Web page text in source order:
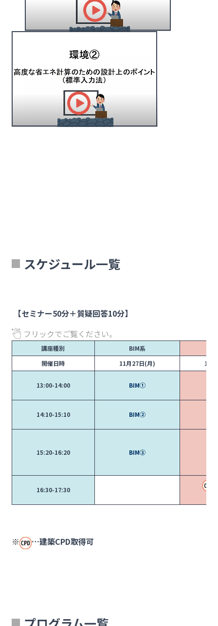
スケジュール一覧
【セミナー50分＋質疑回答10分】
フリックでご覧ください。
講座種別 BIM系
開催日時
11月27日(月) 11
13:00-14:00 BIM①
14:10-15:10 BIM②
15:20-16:20 BIM③
16:30-17:30
※ …建築CPD取得可